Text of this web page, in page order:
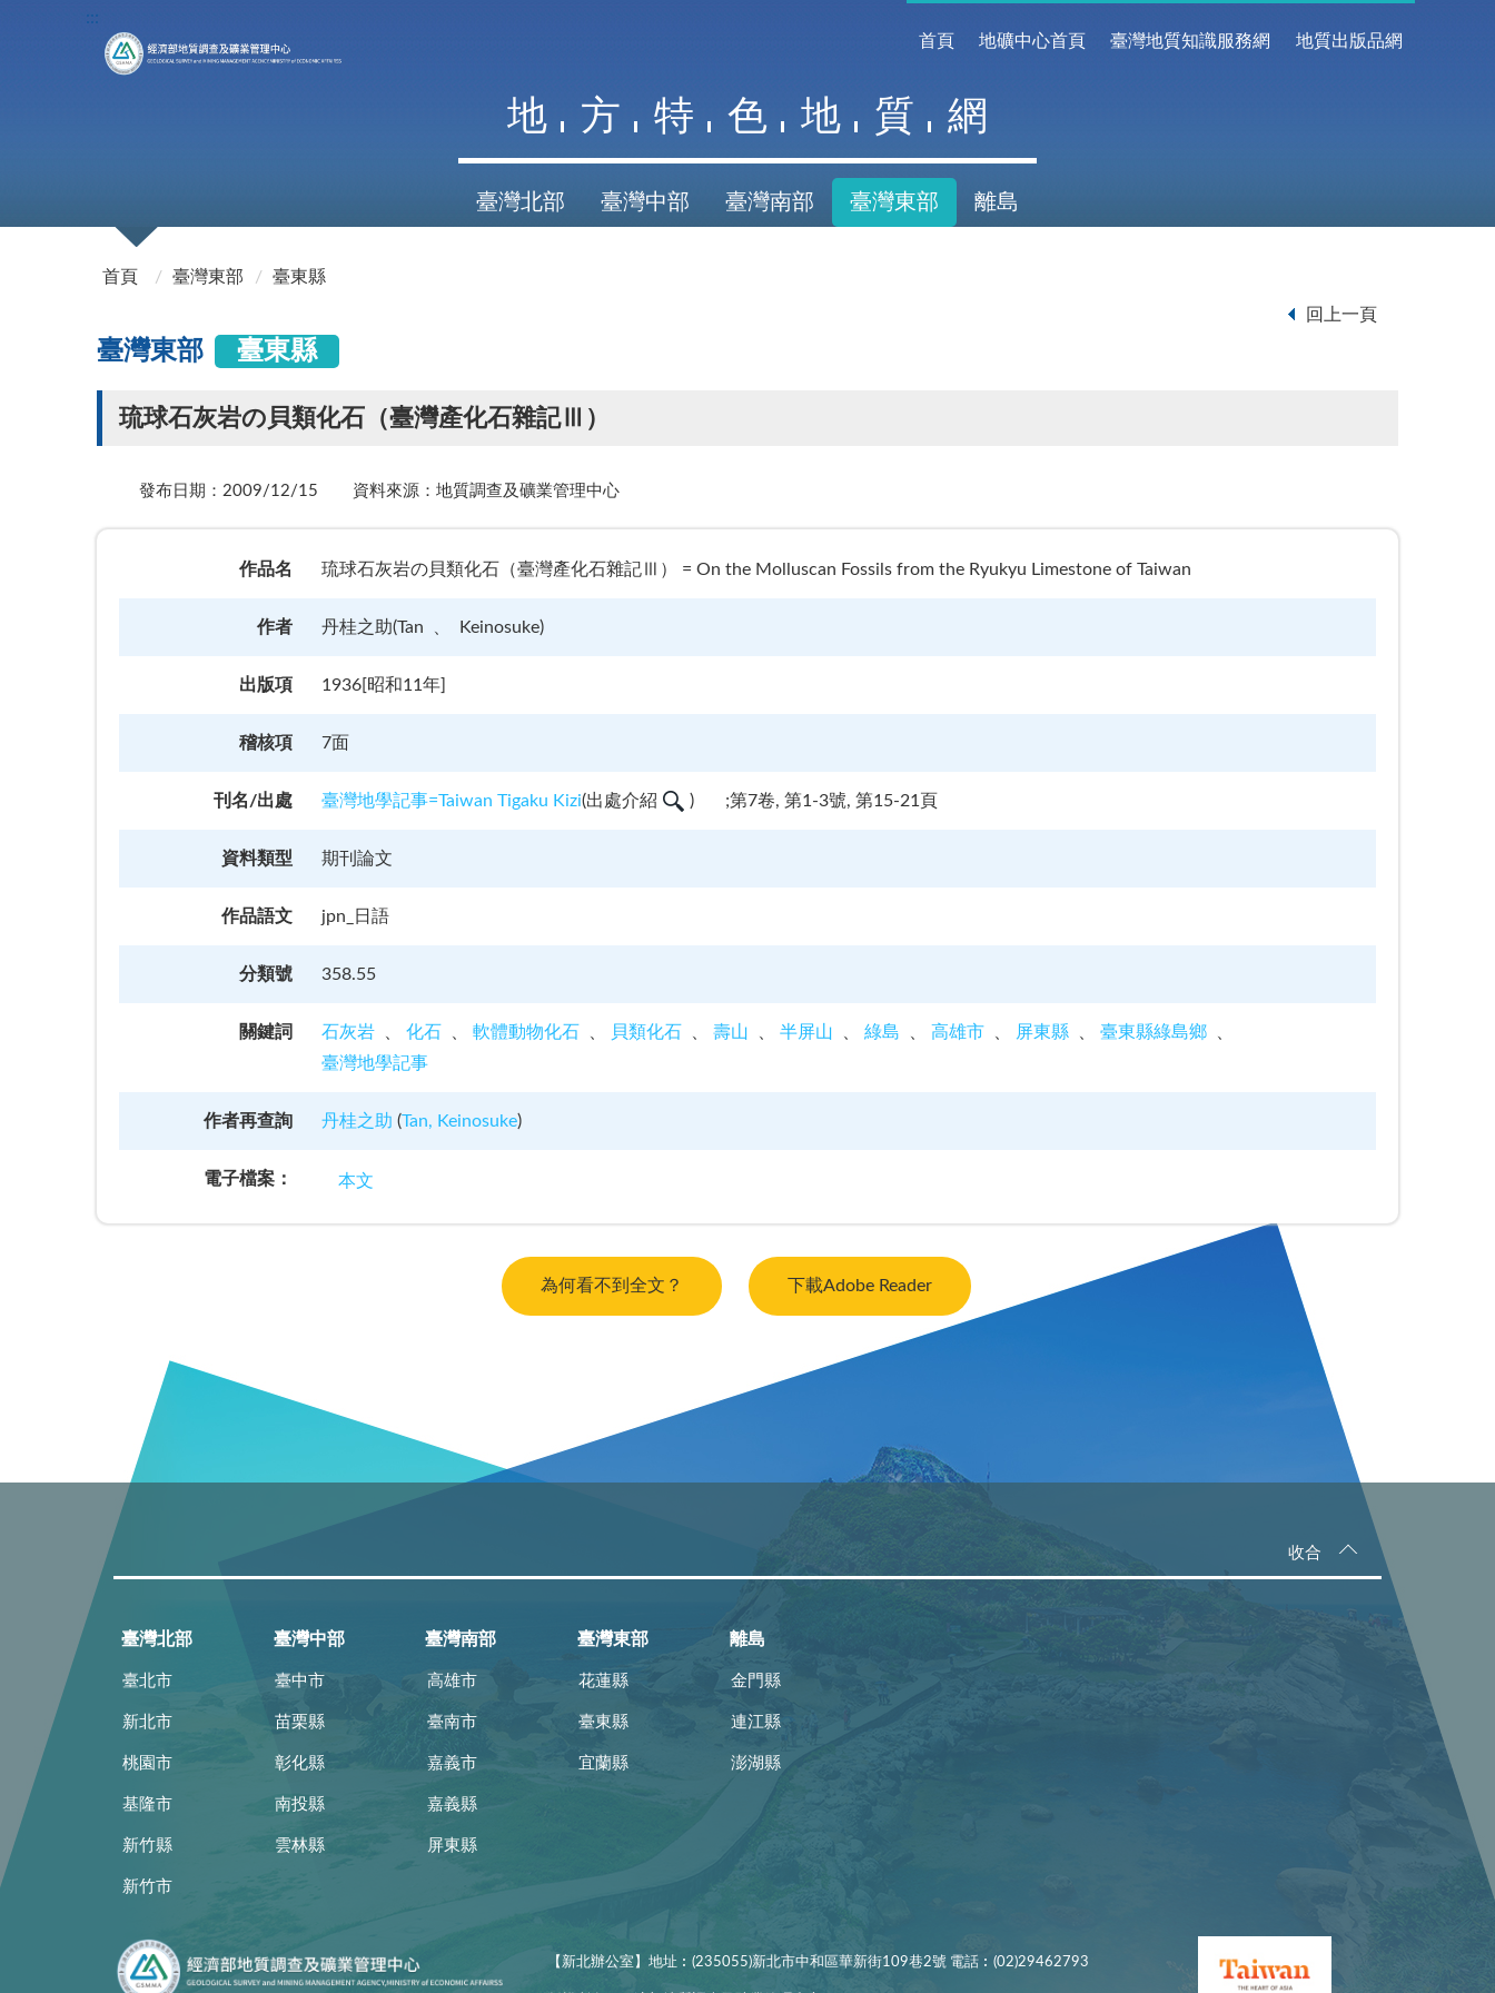
首頁 地礦中心首頁 臺灣地質知識服務網 地質出版品網
:::
地 方 特 色 地 質 網
臺灣北部 臺灣中部 臺灣南部 臺灣東部 離島
首頁
臺灣東部 臺東縣
回上一頁
臺灣東部 臺東縣
琉球石灰岩の貝類化石（臺灣產化石雜記Ⅲ）
發布日期：2009/12/15 資料來源：地質調查及礦業管理中心
作品名 琉球石灰岩の貝類化石（臺灣產化石雜記Ⅲ） = On the Molluscan Fossils from the Ryukyu Limestone of Taiwan
作者 丹桂之助(Tan Keinosuke)
出版項 1936[昭和11年]
稽核項 7面
刊名/出處 臺灣地學記事=Taiwan Tigaku Kizi(出處介紹 ) ;第7卷, 第1-3號, 第15-21頁
資料類型 期刊論文
作品語文 jpn_日語
分類號 358.55
關鍵詞 石灰岩 化石 軟體動物化石 貝類化石 壽山 半屏山 綠島 高雄市 屏東縣
臺東縣綠島鄉
臺灣地學記事
作者再查詢 丹桂之助 (Tan, Keinosuke)
電子檔案： 本文
為何看不到全文？ 下載Adobe Reader
收合
臺灣北部
臺北市
新北市
桃園市
基隆市
新竹縣
新竹市
臺灣中部
臺中市
苗栗縣
彰化縣
南投縣
雲林縣
臺灣南部
高雄市
臺南市
嘉義市
嘉義縣
屏東縣
臺灣東部
花蓮縣
臺東縣
宜蘭縣
離島
金門縣
連江縣
澎湖縣
【新北辦公室】地址︰(235055)新北市中和區華新街109巷2號 電話︰(02)29462793